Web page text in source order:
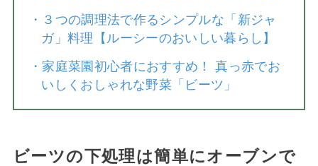
・ ３つの調理法で作るシンプルな「新ジャ
ガ」料理【ルーシーのおいしい暮らし】
・ 家庭菜園初心者におすすめ！ 真っ赤でお
いしくおしゃれな野菜「ビーツ」
ビーツの下処理は簡単にオーブンで